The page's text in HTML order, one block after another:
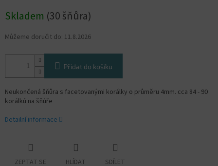
cena:
Skladem (30 šňůra)
Můžeme doručit do: 11.8.2026
Přidat do košíku
Neukončená šňůra s facetovanými korálky o průměru 4mm. cca 84 - 90
korálků na šňůře
Detailní informace
ZEPTAT SE HLÍDAT SDÍLET